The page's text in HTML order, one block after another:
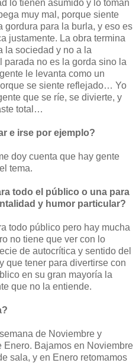
lo tienen asumido y lo toman
muy mal, porque siente
gordura para la burla, y eso es
justamente. La obra termina
la sociedad y no a la
parada no es la gorda sino la
le levanta como un
se siente reflejado… Yo
que se ríe, se divierte, y
total…
e irse por ejemplo?
doy cuenta que hay gente
tema.
todo el público o una para
y humor particular?
todo público pero hay mucha
no tiene que ver con lo
de autocrítica y sentido del
que tener para divertirse con
en su gran mayoría la
que no la entiende.
de Noviembre y
Enero. Bajamos en Noviembre
sala, y en Enero retomamos